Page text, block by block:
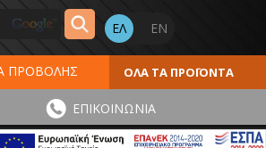
ΠΡΟΒΟΛΗΣ
ΕΚΤΥΠΩΣΕΙΣ
- ΕΤΙΚΕΤΕΣ
ΟΛΑ ΤΑ ΠΡΟΪΟΝΤΑ
ΕΠΙΚΟΙΝΩΝΙΑ